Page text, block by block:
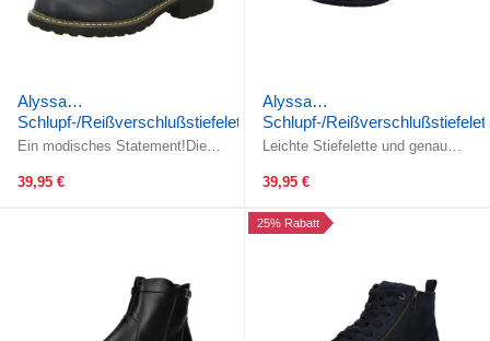
Alyssa
Schlupf-/Reißverschlußstiefelette
Warmfutter bis 35mm Absatz
Ein modisches Statement!Die
Schuh zu einem optimalen ...
39,95 €
Alyssa
Schlupf-/
Warmfutter bis 35mm Absatz
Leichte Stiefelette und genau
Zwei Reissverschlüsse ...
39,95 €
25% Rabatt